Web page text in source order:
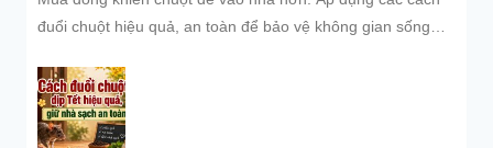
đuổi chuột hiệu quả, an toàn để bảo vệ không gian sống